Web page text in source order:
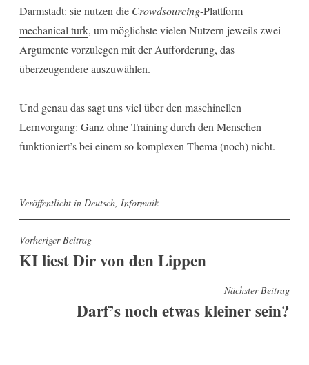
Darmstadt: sie nutzen die Crowdsourcing-Plattform
mechanical turk, um möglichste vielen Nutzern jeweils zwei
Argumente vorzulegen mit der Aufforderung, das
überzeugendere auszuwählen.
Und genau das sagt uns viel über den maschinellen
Lernvorgang: Ganz ohne Training durch den Menschen
funktioniert’s bei einem so komplexen Thema (noch) nicht.
Veröffentlicht in Deutsch, Informaik
B
e
a
Vorheriger Beitrag
KI liest Dir von den Lippen
Nächster Beitrag
Darf’s noch etwas kleiner sein?